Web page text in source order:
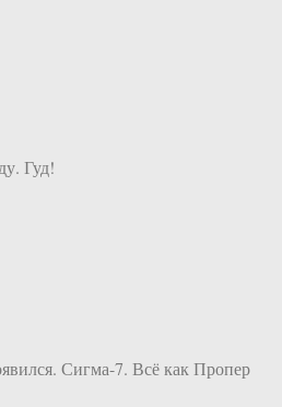
Гуд!
Сигма-7. Всё как Пропер